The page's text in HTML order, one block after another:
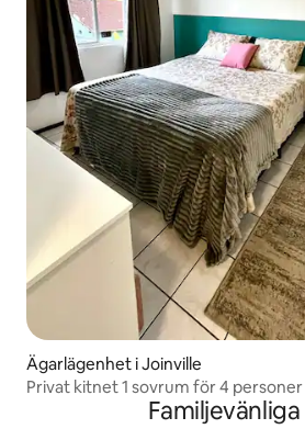
Ägarlägenhet i Joinville
Privat kitnet 1 sovrum för 4